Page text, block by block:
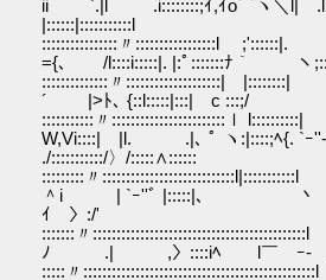
ii `.|l .i::::::::;ｲ,ｲo⌒ヽ＼l|
|::::::|:::::::::::l
::::::::::::::::〃:::::::::::::::::l
={､ /l::::i:::::|. |:ﾟ:::::::ﾅ｀ ヽ
::::::::::::::〃::::::::::::::::::::|
´ |>ﾄ､ {::l:::::|:::| c :::;/ ヽ
:::::::::::〃::::::::::::::::::::::::ｌ
W,Vi::::| |l. .|､ ﾟ ヽ
./:::::::::::/〉/:::::∧::::::
:::::::::〃
＾i | `ｰ''ﾞ |:::::|､ 丶
ｲ 〉:/'
:::::::〃
ﾉ .| ,〉::::iﾍ l￣ ｰ- _
:::::〃